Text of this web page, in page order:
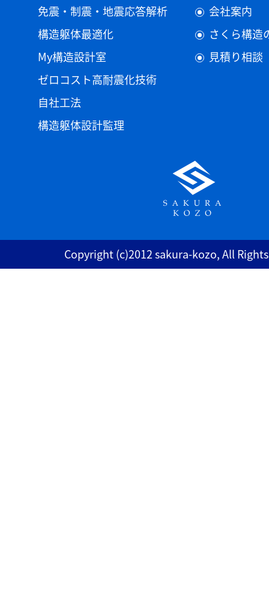
免震・制震・地震応答解析
構造躯体最適化
My構造設計室
ゼロコスト高耐震化技術
自社工法
構造躯体設計監理
会社案内
さくら構造
見積り相談
Copyright (c)2012 sakura-kozo, All